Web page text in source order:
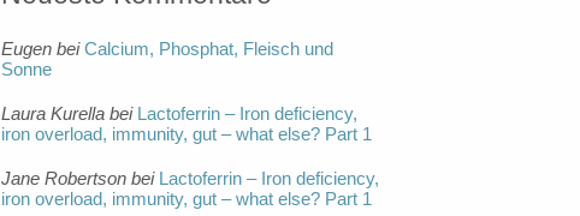
Eugen beiCalcium, Phosphat, Fleisch und
Sonne
Laura Kurella bei Lactoferrin – Iron deficiency,
iron overload, immunity, gut – what else? Part 1
Jane Robertson bei Lactoferrin – Iron deficiency,
iron overload, immunity, gut – what else? Part 1